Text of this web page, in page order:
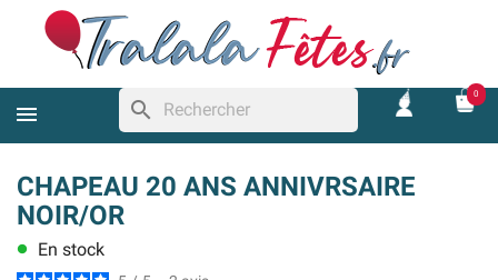
search
0
CHAPEAU 20 ANS ANNIVRSAIRE
NOIR/OR
lens En stock